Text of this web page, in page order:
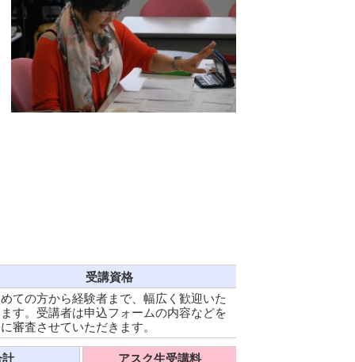
受講資格
ての方から経験者まで、幅広く歓迎いた
す。受講者は申込フォームの内容などを
審査させていただきます。
計 アスク生受講料